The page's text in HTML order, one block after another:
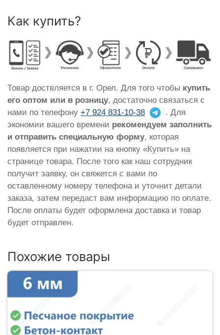
Как купить?
Товар доствляется в г. Орел. Для того чтобы купить
его оптом или в розницу, достаточно связаться с
нами по телефону +7 924 831-10-38
. Для
экономии вашего времени рекомендуем заполнить
и отправить специальную форму, которая
появляется при нажатии на кнопку «Купить» на
странице товара. После того как наш сотрудник
получит заявку, он свяжется с вами по
оставленному номеру телефона и уточнит детали
заказа, затем передаст вам информацию по оплате.
После оплаты будет оформлена доставка и товар
будет отправлен.
Похожие товары